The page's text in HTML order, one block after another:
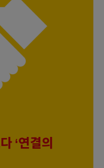
‘연결의